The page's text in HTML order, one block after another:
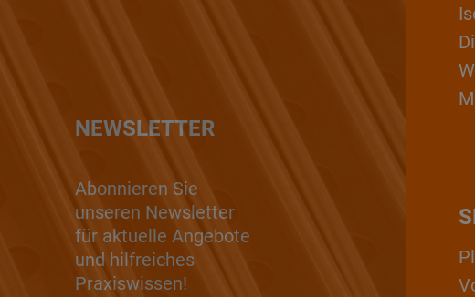
NEWSLETTER
Abonnieren Sie
unseren Newsletter
für aktuelle Angebote
und hilfreiches
Praxiswissen!